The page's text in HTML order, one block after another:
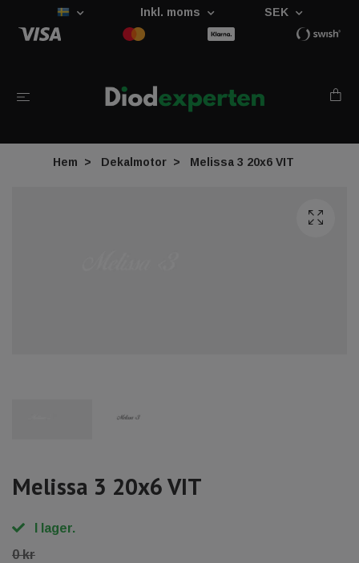
Inkl. moms SEK
Hem Dekalmotor Melissa 3 20x6 VIT
Melissa 3 20x6 VIT
I lager.
0 kr